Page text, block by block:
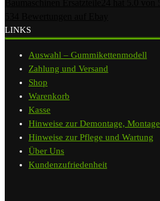
LINKS
Auswahl – Gummikettenmodell
Zahlung und Versand
Shop
Warenkorb
Kasse
Hinweise zur Demontage, Montage
Hinweise zur Pflege und Wartung
Über Uns
Kundenzufriedenheit